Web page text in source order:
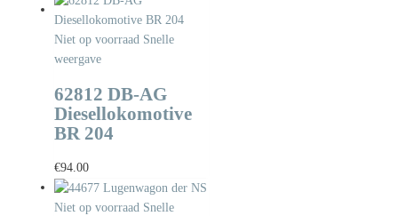
Niet op voorraad Snelle
weergave
62812 DB-AG
Diesellokomotive
BR 204
€94.00
Niet op voorraad Snelle